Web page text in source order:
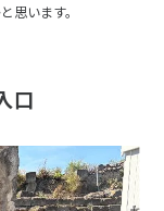
思います。
口